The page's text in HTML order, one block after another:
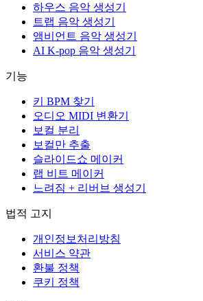
하우스 음악 생성기
트랩 음악 생성기
앰비언트 음악 생성기
AI K-pop 음악 생성기
기능
키 BPM 찾기
오디오 MIDI 변환기
보컬 분리
보컬만 추출
슬라이드쇼 메이커
랩 비트 메이커
느려짐 + 리버브 생성기
법적 고지
개인정보처리방침
서비스 약관
환불 정책
쿠키 정책